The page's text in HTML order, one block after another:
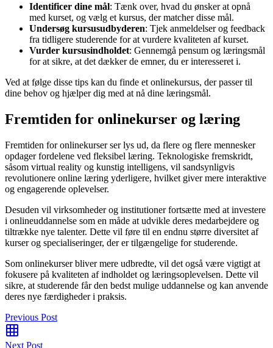
Identificer dine mål: Tænk over, hvad du ønsker at opnå
med kurset, og vælg et kursus, der matcher disse mål.
Undersøg kursusudbyderen: Tjek anmeldelser og feedback
fra tidligere studerende for at vurdere kvaliteten af kurset.
Vurder kursusindholdet: Gennemgå pensum og læringsmål
for at sikre, at det dækker de emner, du er interesseret i.
Ved at følge disse tips kan du finde et onlinekursus, der passer til
dine behov og hjælper dig med at nå dine læringsmål.
Fremtiden for onlinekurser og læring
Fremtiden for onlinekurser ser lys ud, da flere og flere mennesker
opdager fordelene ved fleksibel læring. Teknologiske fremskridt,
såsom virtual reality og kunstig intelligens, vil sandsynligvis
revolutionere online læring yderligere, hvilket giver mere interaktive
og engagerende oplevelser.
Desuden vil virksomheder og institutioner fortsætte med at investere
i onlineuddannelse som en måde at udvikle deres medarbejdere og
tiltrække nye talenter. Dette vil føre til en endnu større diversitet af
kurser og specialiseringer, der er tilgængelige for studerende.
Som onlinekurser bliver mere udbredte, vil det også være vigtigt at
fokusere på kvaliteten af indholdet og læringsoplevelsen. Dette vil
sikre, at studerende får den bedst mulige uddannelse og kan anvende
deres nye færdigheder i praksis.
Previous Post
Next Post